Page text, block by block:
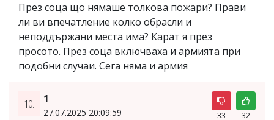
През соца що нямаше толкова пожари? Прави
ли ви впечатление колко обрасли и
неподдържани места има? Карат я през
просото. През соца включваха и армията при
подобни случаи. Сега няма и армия
10. 1
27.07.2025 20:09:59 33 32